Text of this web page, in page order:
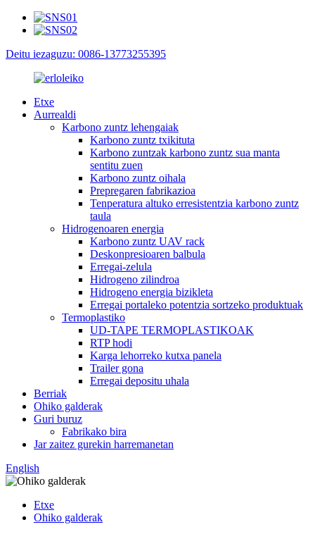
Deitu iezaguzu: 0086-13773255395
Etxe
Aurrealdi
Karbono zuntz lehengaiak
Karbono zuntz txikituta
Karbono zuntzak karbono zuntz sua manta
sentitu zuen
Karbono zuntz oihala
Prepregaren fabrikazioa
Tenperatura altuko erresistentzia karbono zuntz
taula
Hidrogenoaren energia
Karbono zuntz UAV rack
Deskonpresioaren balbula
Erregai-zelula
Hidrogeno zilindroa
Hidrogeno energia bizikleta
Erregai portaleko potentzia sortzeko produktuak
Termoplastiko
UD-TAPE TERMOPLASTIKOAK
RTP hodi
Karga lehorreko kutxa panela
Trailer gona
Erregai depositu uhala
Berriak
Ohiko galderak
Guri buruz
Fabrikako bira
Jar zaitez gurekin harremanetan
English
Etxe
Ohiko galderak